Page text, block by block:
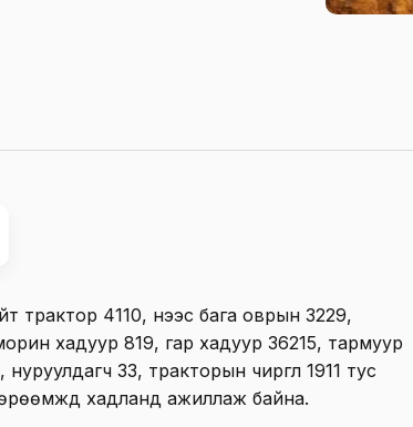
трактор 4110, үүнээс бага оврын 3229,
хадуур 819, гар хадуур 36215, тармуур
33, тракторын чиргүүл 1911 тус
хадланд ажиллаж байна.